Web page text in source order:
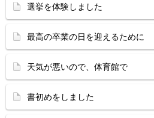
選挙を体験しました
最高の卒業の日を迎えるために
天気が悪いので、体育館で
書初めをしました